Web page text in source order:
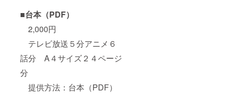
■台本（PDF）
2,000円
テレビ放送５分アニメ６
話分 A４サイズ２４ページ
分
提供方法：台本（PDF）